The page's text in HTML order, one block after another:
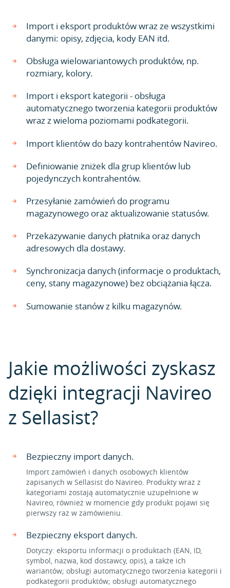
Import i eksport produktów wraz ze wszystkimi
danymi: opisy, zdjęcia, kody EAN itd.
Obsługa wielowariantowych produktów, np.
rozmiary, kolory.
Import i eksport kategorii - obsługa
automatycznego tworzenia kategorii produktów
wraz z wieloma poziomami podkategorii.
Import klientów do bazy kontrahentów Navireo.
Definiowanie zniżek dla grup klientów lub
pojedynczych kontrahentów.
Przesyłanie zamówień do programu
magazynowego oraz aktualizowanie statusów.
Przekazywanie danych płatnika oraz danych
adresowych dla dostawy.
Synchronizacja danych (informacje o produktach,
ceny, stany magazynowe) bez obciążania łącza.
Sumowanie stanów z kilku magazynów.
Jakie możliwości zyskasz
dzięki integracji Navireo
z Sellasist?
Bezpieczny import danych.
Import zamówień i danych osobowych klientów
zapisanych w Sellasist do Navireo. Produkty wraz z
kategoriami zostają automatycznie uzupełnione w
Navireo, również w momencie gdy produkt pojawi się
pierwszy raz w zamówieniu.
Bezpieczny eksport danych.
Dotyczy: eksportu informacji o produktach (EAN, ID,
symbol, nazwa, kod dostawcy, opis), a także ich
wariantów; obsługi automatycznego tworzenia kategorii i
podkategorii produktów; obsługi automatycznego